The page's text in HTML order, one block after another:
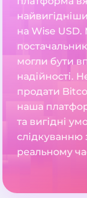
на Wise
могли бути
надійності.
продати
наша
та вигідні
слідкуванню
реальному